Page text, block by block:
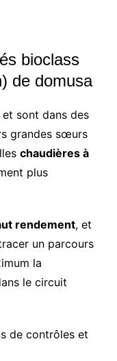
bioclass
de domusa
sont dans des
grandes sœurs
chaudières à
plus
rendement, et
un parcours
la
le circuit
de contrôles et